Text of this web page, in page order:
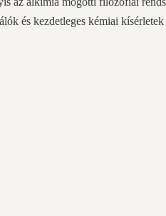
és kezdetleges kémiai